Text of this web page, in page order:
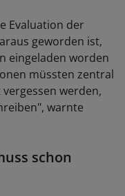
Evaluation der
geworden ist,
eingeladen worden
müssten zentral
werden,
warnte
schon